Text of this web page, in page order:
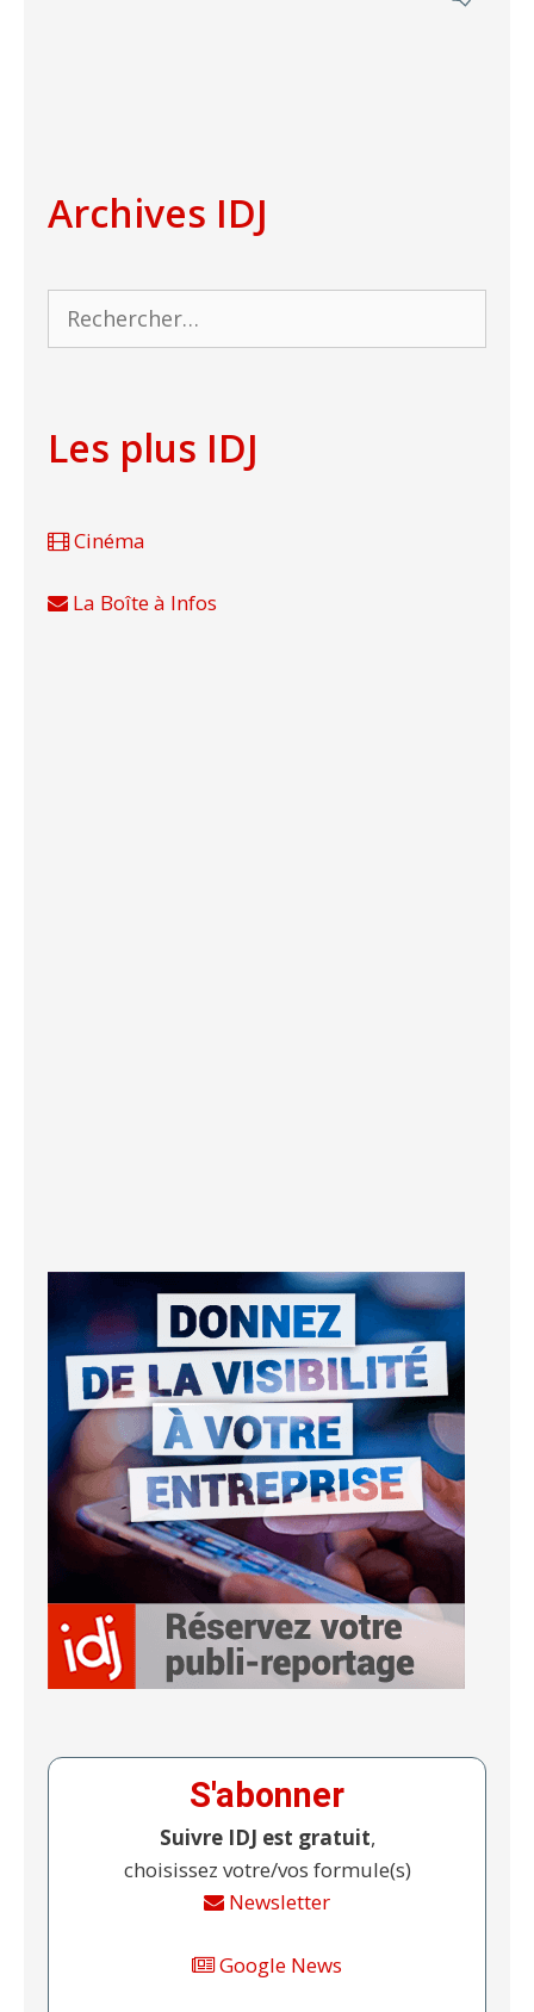
Archives IDJ
Rechercher :
Les plus IDJ
Cinéma
La Boîte à Infos
S'abonner
Suivre IDJ est gratuit,
choisissez votre/vos formule(s)
Newsletter
Google News